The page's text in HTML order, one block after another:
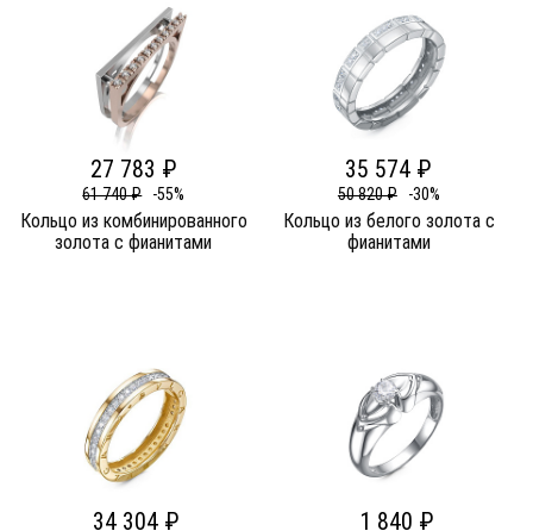
27 783 ₽
61 740 ₽ -55%
Кольцо из комбинированного
золота c фианитами
35 574 ₽
50 820 ₽ -30%
Кольцо из белого золота c
фианитами
34 304 ₽ 1 840 ₽